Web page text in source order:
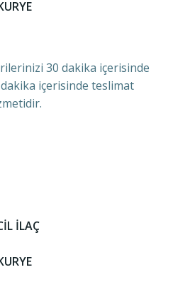
30 dakika içerisinde
içerisinde teslimat
İLAÇ